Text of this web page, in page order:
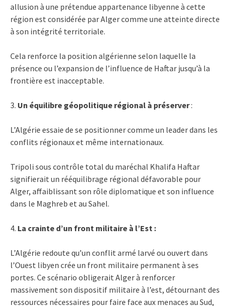
allusion à une prétendue appartenance libyenne à cette
région est considérée par Alger comme une atteinte directe
à son intégrité territoriale.
Cela renforce la position algérienne selon laquelle la
présence ou l’expansion de l’influence de Haftar jusqu’à la
frontière est inacceptable.
3. Un équilibre géopolitique régional à préserver:
L’Algérie essaie de se positionner comme un leader dans les
conflits régionaux et même internationaux.
Tripoli sous contrôle total du maréchal Khalifa Haftar
signifierait un rééquilibrage régional défavorable pour
Alger, affaiblissant son rôle diplomatique et son influence
dans le Maghreb et au Sahel.
4. La crainte d’un front militaire à l’Est :
L’Algérie redoute qu’un conflit armé larvé ou ouvert dans
l’Ouest libyen crée un front militaire permanent à ses
portes. Ce scénario obligerait Alger à renforcer
massivement son dispositif militaire à l’est, détournant des
ressources nécessaires pour faire face aux menaces au Sud,